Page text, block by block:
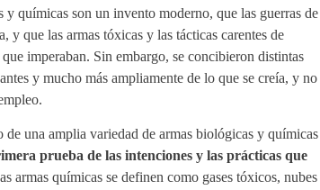
químicas son un invento moderno, que las guerras de
y que las armas tóxicas y las tácticas carentes de
imperaban. Sin embargo, se concibieron distintas
y mucho más ampliamente de lo que se creía, y no
una amplia variedad de armas biológicas y químicas
prueba de las intenciones y las prácticas que
armas químicas se definen como gases tóxicos, nubes